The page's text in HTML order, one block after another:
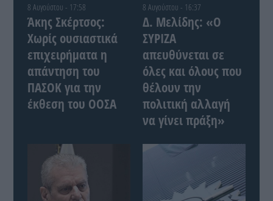
8 Αυγούστου - 17:58
Άκης Σκέρτσος:
Χωρίς ουσιαστικά
επιχειρήματα η
απάντηση του
ΠΑΣΟΚ για την
έκθεση του ΟΟΣΑ
8 Αυγούστου - 16:37
Δ. Μελίδης: «Ο
ΣΥΡΙΖΑ
απευθύνεται σε
όλες και όλους που
θέλουν την
πολιτική αλλαγή
να γίνει πράξη»